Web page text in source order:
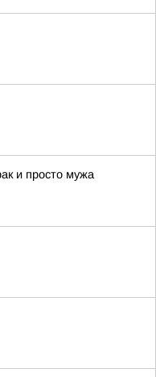
и просто мужа